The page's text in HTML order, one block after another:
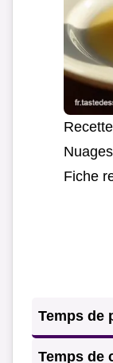
Fiche
Temps de
Temps de